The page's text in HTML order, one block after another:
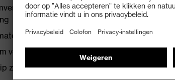
voor minder ademweerstand en
voor de beste ademwaarden
voor optimaal draagcomfort en een
zorgt voor een ideale afdichtingsvorm bij